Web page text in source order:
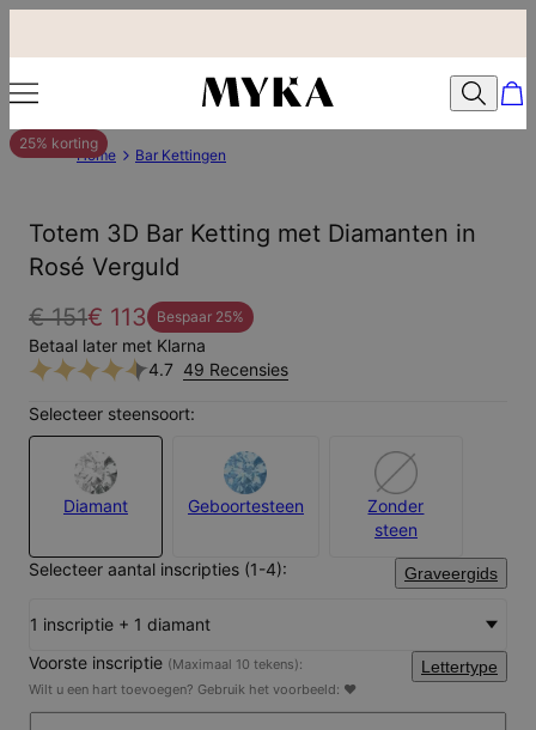
25% korting
Home Bar Kettingen
Totem 3D Bar Ketting met Diamanten in
Rosé Verguld
€ 151€ 113 Bespaar 25%
Betaal later met Klarna
4.7 49 Recensies
Selecteer steensoort:
Diamant Geboortesteen
Zonder
steen
Selecteer aantal inscripties (1-4):
Graveergids
1 inscriptie + 1 diamant
Voorste inscriptie (Maximaal 10 tekens): Lettertype
Wilt u een hart toevoegen? Gebruik het voorbeeld: ♥